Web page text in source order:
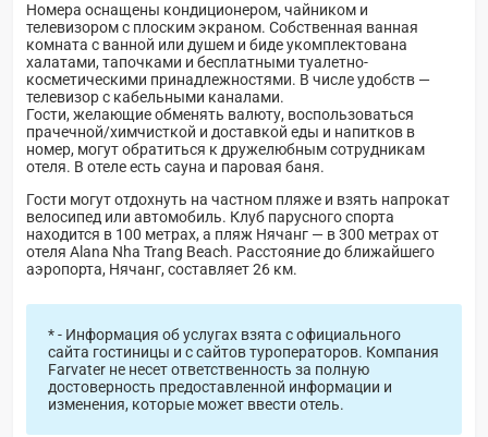
Номера оснащены кондиционером, чайником и
телевизором с плоским экраном. Собственная ванная
комната с ванной или душем и биде укомплектована
халатами, тапочками и бесплатными туалетно-
косметическими принадлежностями. В числе удобств —
телевизор с кабельными каналами.
Гости, желающие обменять валюту, воспользоваться
прачечной/химчисткой и доставкой еды и напитков в
номер, могут обратиться к дружелюбным сотрудникам
отеля. В отеле есть сауна и паровая баня.
Гости могут отдохнуть на частном пляже и взять напрокат
велосипед или автомобиль. Клуб парусного спорта
находится в 100 метрах, а пляж Нячанг — в 300 метрах от
отеля Alana Nha Trang Beach. Расстояние до ближайшего
аэропорта, Нячанг, составляет 26 км.
* - Информация об услугах взята с официального
сайта гостиницы и с сайтов туроператоров. Компания
Farvater не несет ответственность за полную
достоверность предоставленной информации и
изменения, которые может ввести отель.